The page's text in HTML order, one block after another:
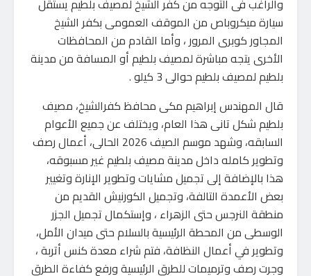
والراغب فى التوجه من كفر الشيخ لمصيف بلطيم يستقل
سيارة ميكروباص من الموقف العمومى بكفر الشيخ
المجاور كوبرى المرور ، وأما القادم من المحافظات
الأخرى يتجه مباشرة لمصيف بلطيم أو المسافة من مدينة
بلطيم لمصيف بلطيم حوالى 3 كيلو .
قال المهندس إبراهيم مكى محافظ كفرالشيخ، مصيف
بلطيم شكل تانى هذا العام، ويختلف عن جميع الأعوام
السابقه، وشهد موسم الصيف 2026 الحالى، أعمال رصف
وتطوير كامله داخل مدينة مصيف بلطيم غير مسبوقه،
هذا بالإضافة إلى تجميل مشايات وتطوير الإنارة وتغيير
بعض الأعمدة التالفة، وتجميل الكورنيش القديم من
منطقة النرجس حتى الزهراء ، وإستكمال تجميل الجزر
الوسطى من المحطة الرئيسية بالسلام حتى ميدان الأمل،
وتطوير في أعمال النظافة، فتم شراء معدة كنس أتربة ،
وجرت رصف وترميمات للطرق الرئيسية ورفع كفاءة الطرق